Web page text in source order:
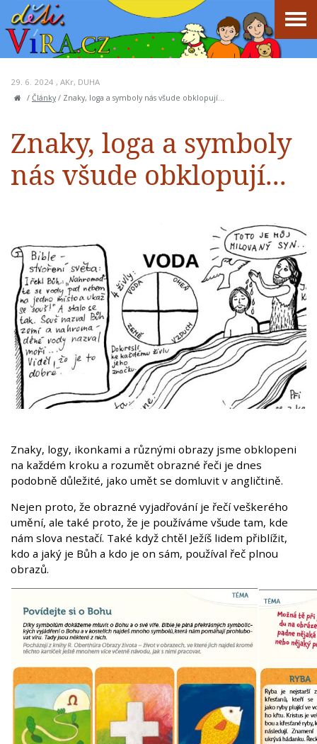
29. 6. 2024 , AKr, DUHA
/ Články/ Znaky, loga a symboly nás všude obklopují...
Znaky, loga a symboly
nás všude obklopují...
Znaky, logy, ikonkami a různými obrazy jsme obklopeni
na každém kroku a rozumět obrazné řeči je dnes
podobně důležité, jako umět se domluvit v angličtině.
Nejen proto, že obrazné vyjadřování je řečí veškerého
umění, ale také proto, že je používáme všude tam, kde
nám slova nestačí. Také když chtěl Ježíš lidem přiblížit,
kdo a jaký je Bůh a kdo je on sám, používal řeč plnou
obrazů.